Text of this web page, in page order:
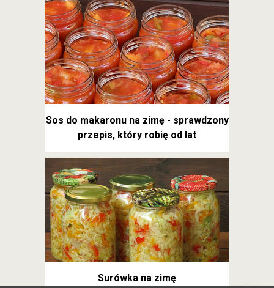
Sos do makaronu na zimę - sprawdzony
przepis, który robię od lat
Surówka na zimę